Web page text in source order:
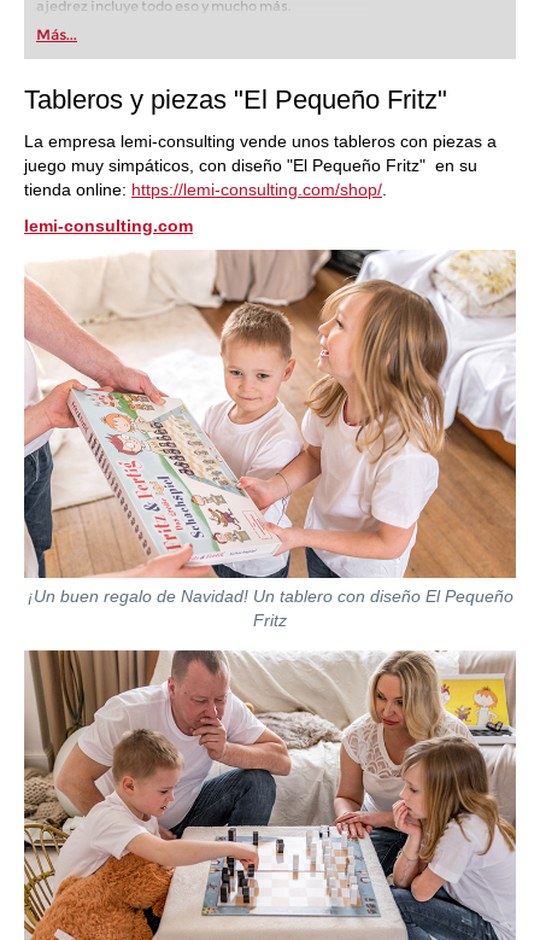
ajedrez incluye todo eso y mucho más.
Más...
Tableros y piezas "El Pequeño Fritz"
La empresa lemi-consulting vende unos tableros con piezas a
juego muy simpáticos, con diseño "El Pequeño Fritz" en su
tienda online: https://lemi-consulting.com/shop/
lemi-consulting.com
¡Un buen regalo de Navidad! Un tablero con diseño El Pequeño
Fritz